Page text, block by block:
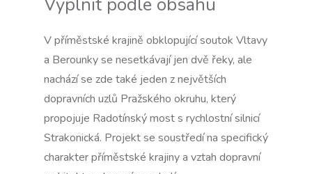
V příměstské krajině obklopující soutok Vltavy
a Berounky se nesetkávají jen dvě řeky, ale
nachází se zde také jeden z největších
dopravních uzlů Pražského okruhu, který
propojuje Radotínský most s rychlostní silnicí
Strakonická. Projekt se soustředí na specifický
charakter příměstské krajiny a vztah dopravní